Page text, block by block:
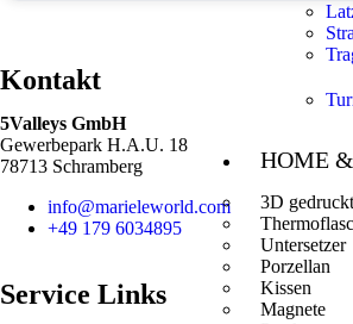
HOME
3D gedruckt
Untersetzer
Porzellan
Kissen
Magnete
Kontakt
5Valleys GmbH
Gewerbepark H.A.U. 18
78713 Schramberg
info@marieleworld.com
+49 179 6034895
Service Links